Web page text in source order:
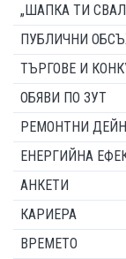
„ШАПКА ТИ
ПУБЛИЧНИ
ТЪРГОВЕ И
ОБЯВИ ПО ЗУТ
РЕМОНТНИ
ЕНЕРГИЙНА
АНКЕТИ
КАРИЕРА
ВРЕМЕТО